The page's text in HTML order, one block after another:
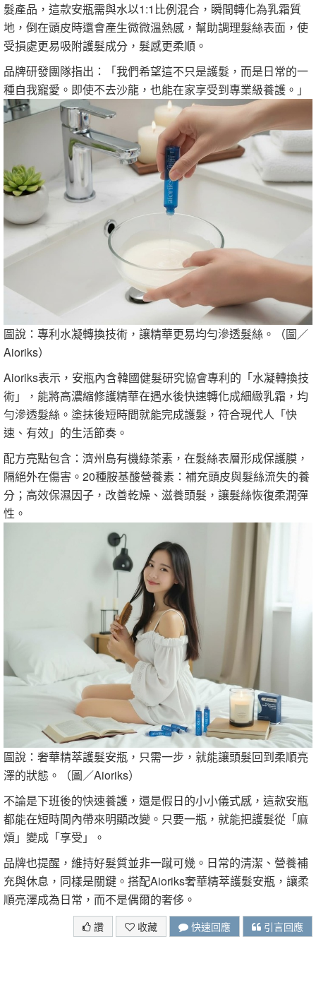
髮產品，這款安瓶需與水以1:1比例混合，瞬間轉化為乳霜質
地，倒在頭皮時還會產生微微溫熱感，幫助調理髮絲表面，使
受損處更易吸附護髮成分，髮感更柔順。
品牌研發團隊指出：「我們希望這不只是護髮，而是日常的一
種自我寵愛。即使不去沙龍，也能在家享受到專業級養護。」
圖說：專利水凝轉換技術，讓精華更易均勻滲透髮絲。（圖／
Aioriks）
Aioriks表示，安瓶內含韓國健髮研究協會專利的「水凝轉換技
術」，能將高濃縮修護精華在遇水後快速轉化成細緻乳霜，均
勻滲透髮絲。塗抹後短時間就能完成護髮，符合現代人「快
速、有效」的生活節奏。
配方亮點包含：濟州島有機綠茶素，在髮絲表層形成保護膜，
隔絕外在傷害。20種胺基酸營養素：補充頭皮與髮絲流失的養
分；高效保濕因子，改善乾燥、滋養頭髮，讓髮絲恢復柔潤彈
性。
圖說：奢華精萃護髮安瓶，只需一步，就能讓頭髮回到柔順亮
澤的狀態。（圖／Aioriks）
不論是下班後的快速養護，還是假日的小小儀式感，這款安瓶
都能在短時間內帶來明顯改變。只要一瓶，就能把護髮從「麻
煩」變成「享受」。
品牌也提醒，維持好髮質並非一蹴可幾。日常的清潔、營養補
充與休息，同樣是關鍵。搭配Aioriks奢華精萃護髮安瓶，讓柔
順亮澤成為日常，而不是偶爾的奢侈。
讚 收藏 快速回應 引言回應